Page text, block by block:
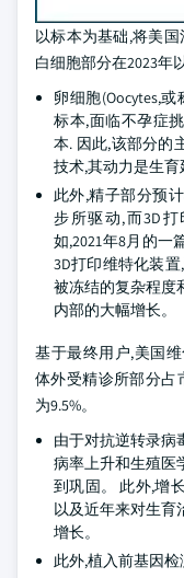
以标本为基础,将美
白细胞部分在2023年
卵细胞(Oocytes,
标本,面临不孕症
本. 因此,该部分的
技术,其动力是生育
此外,精子部分预
步所驱动,而3D
如,2021年8月的一
3D打印维特化装
被冻结的复杂程度
内部的大幅增长。
基于最终用户,美国
体外受精诊所部分占
为9.5%。
由于对抗逆转录病
病率上升和生殖医
到巩固。 此外,增
以及近年来对生育
增长。
此外,植入前基因检